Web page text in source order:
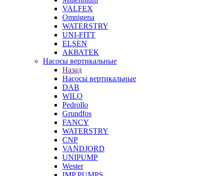
VALFEX
Omnigena
WATERSTRY
UNI-FITT
ELSEN
АКВАТЕК
Насосы вертикальные
Назад
Насосы вертикальные
DAB
WILO
Pedrollo
Grundfos
FANCY
WATERSTRY
CNP
VANDJORD
UNIPUMP
Wester